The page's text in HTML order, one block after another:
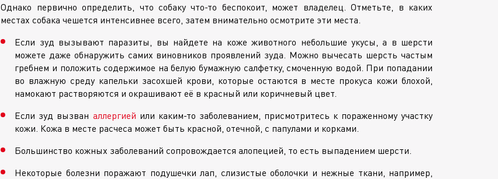
Однако первично определить, что собакучто-то беспокоит, может владелец. Отметьте, в каких
местах собака чешется интенсивнее всего, затем внимательно осмотрите эти места.
Если зуд вызывают паразиты, вы найдете на коже животного небольшие укусы, а в шерсти
можете даже обнаружить самих виновников проявлений зуда. Можно вычесать шерсть частым
гребнем и положить содержимое на белую бумажную салфетку, смоченную водой. При попадании
во влажную среду капельки засохшей крови, которые остаются в месте прокуса кожи блохой,
намокают растворяются и окрашивают её в красный или коричневый цвет.
Если зуд вызван аллергией или каким-то заболеванием, присмотритесь к пораженному участку
кожи. Кожа в месте расчеса может быть красной, отечной, с папулами и корками.
Большинство кожных заболеваний сопровождается алопецией, то есть выпадением шерсти.
Некоторые болезни поражают подушечки лап, слизистые оболочки и нежные ткани, например,